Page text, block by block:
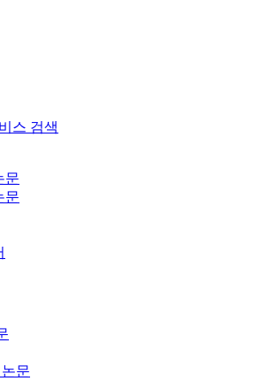
스 검색
문
문
문